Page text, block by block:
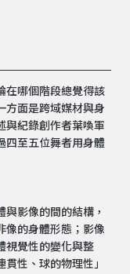
在哪個階段總覺得該
方面是跨域媒材與身
與紀錄創作者葉喚軍
四至五位舞者用身體
影像的間的結構，
像的身體形態；影像
視覺性的變化與整
性、球的物理性」